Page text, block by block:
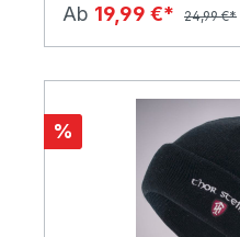
Ab 19,99 €* 24,99 €*
%